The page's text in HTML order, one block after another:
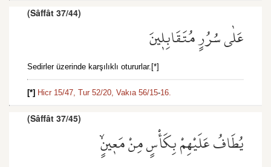
(Sâffât 37/44)
عَلٰى سُرُرٍ مُتَقَابِل۪ينَ
Sedirler üzerinde karşılıklı otururlar.[*]
[*] Hicr 15/47, Tur 52/20, Vakıa 56/15-16.
(Sâffât 37/45)
يُطَافُ عَلَيْهِمْ بِكَأْسٍ مِنْ مَع۪ينٍۙ